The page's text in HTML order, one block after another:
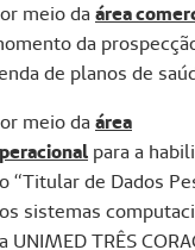
meio da área
da
de planos de
meio da área
para a
“Titular de Dados
sistemas
UNIMED TRÊS